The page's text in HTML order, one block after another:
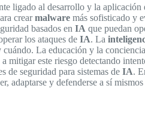
ligado al desarrollo y la aplicación
crearmalware más sofisticado y
basados en IA que puedan
los ataques de IA. La
La educación y la
mitigar este riesgo detectando
de seguridad para sistemas de IA.
adaptarse y defenderse a sí